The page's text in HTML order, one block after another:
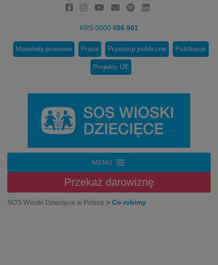
KRS 0000 056 901
Materiały prasowe Praca Przetargi publiczne Publikacje
Projekty UE
MENU
Przekaż darowiznę
SOS Wioski Dziecięce w Polsce > Co robimy